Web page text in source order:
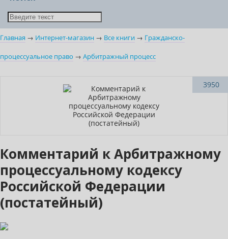
Главная → Интернет-магазин → Все книги → Гражданско-
процессуальное право → Арбитражный процесс
3950
Комментарий к Арбитражному
процессуальному кодексу
Российской Федерации
(постатейный)